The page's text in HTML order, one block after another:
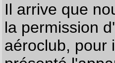
Il arrive que
la permission
aéroclub, pour